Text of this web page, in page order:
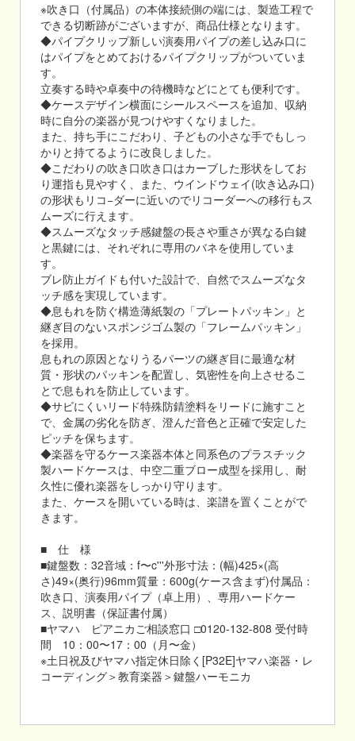
※吹き口（付属品）の本体接続側の端には、製造工程で
できる切断跡がございますが、商品仕様となります。
◆パイプクリップ新しい演奏用パイプの差し込み口に
はパイプをとめておけるパイプクリップがついていま
す。
立奏する時や卓奏中の待機時などにとても便利です。
◆ケースデザイン横面にシールスペースを追加、収納
時に自分の楽器が見つけやすくなりました。
また、持ち手にこだわり、子どもの小さな手でもしっ
かりと持てるように改良しました。
◆こだわりの吹き口吹き口はカーブした形状をしてお
り運指も見やすく、また、ウインドウェイ(吹き込み口)
の形状もリコ−ダーに近いのでリコーダーへの移行もス
ムーズに行えます。
◆スムーズなタッチ感鍵盤の長さや重さが異なる白鍵
と黒鍵には、それぞれに専用のバネを使用していま
す。
ブレ防止ガイドも付いた設計で、自然でスムーズなタ
ッチ感を実現しています。
◆息もれを防ぐ構造薄紙製の「プレートパッキン」と
継ぎ目のないスポンジゴム製の「フレームパッキン」
を採用。
息もれの原因となりうるパーツの継ぎ目に最適な材
質・形状のパッキンを配置し、気密性を向上させるこ
とで息もれを防止しています。
◆サビにくいリード特殊防錆塗料をリードに施すこと
で、金属の劣化を防ぎ、澄んだ音色と正確で安定した
ピッチを保ちます。
◆楽器を守るケース楽器本体と同系色のプラスチック
製ハードケースは、中空二重ブロー成型を採用し、耐
久性に優れ楽器をしっかり守ります。
また、ケースを開いている時は、楽譜を置くことがで
きます。
■ 仕 様
■鍵盤数：32音域：f〜c'''外形寸法：(幅)425×(高
さ)49×(奥行)96mm質量：600g(ケース含まず)付属品：
吹き口、演奏用パイプ（卓上用）、専用ハードケー
ス、説明書（保証書付属）
■ヤマハ ピアニカご相談窓口 □0120-132-808 受付時
間 10：00〜17：00（月〜金）
※土日祝及びヤマハ指定休日除く[P32E]ヤマハ楽器・レ
コーディング＞教育楽器＞鍵盤ハーモニカ